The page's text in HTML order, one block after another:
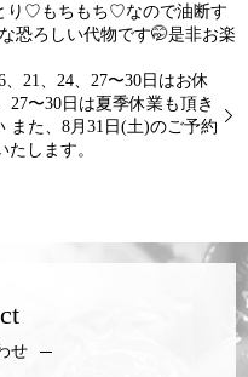
り♡もちもち♡なので油断す
恐ろしい代物です🤭是非お楽
21、24、27〜30日はお休
〜30日は夏季休業も頂き
また、8月31日(土)のご予約
します。
せ